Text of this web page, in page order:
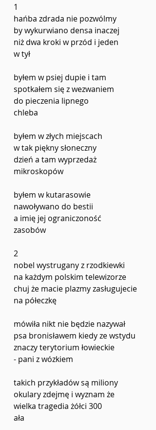
1
hańba zdrada nie pozwólmy
by wykurwiano densa inaczej
niż dwa kroki w przód i jeden
w tył
byłem w psiej dupie i tam
spotkałem się z wezwaniem
do pieczenia lipnego
chleba
byłem w złych miejscach
w tak piękny słoneczny
dzień a tam wyprzedaż
mikroskopów
byłem w kutarasowie
nawoływano do bestii
a imię jej ograniczoność
zasobów
2
nobel wystrugany z rzodkiewki
na każdym polskim telewizorze
chuj że macie plazmy zasługujecie
na półeczkę
mówiła nikt nie będzie nazywał
psa bronisławem kiedy ze wstydu
znaczy terytorium łowieckie
- pani z wózkiem
takich przykładów są miliony
okulary zdejmę i wyznam że
wielka tragedia żółci 300
ała